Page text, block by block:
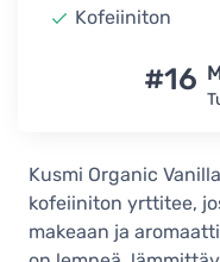
Kofeiiniton
#16
Kusmi Organic
kofeiiniton yrttitee,
makeaan ja